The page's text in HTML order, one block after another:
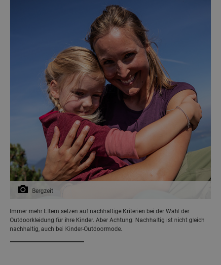
Bergzeit
Immer mehr Eltern setzen auf nachhaltige Kriterien bei der Wahl der
Outdoorkleidung für ihre Kinder. Aber Achtung: Nachhaltig ist nicht gleich
nachhaltig, auch bei Kinder-Outdoormode.